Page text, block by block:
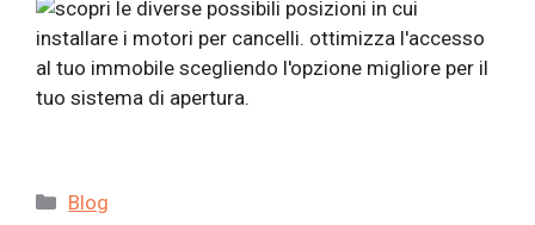
Categorie
Blog